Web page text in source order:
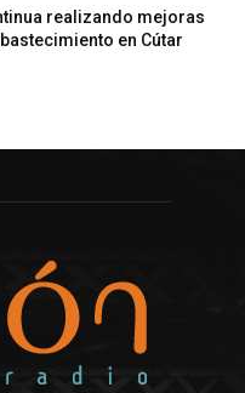
realizando mejoras
en Cútar